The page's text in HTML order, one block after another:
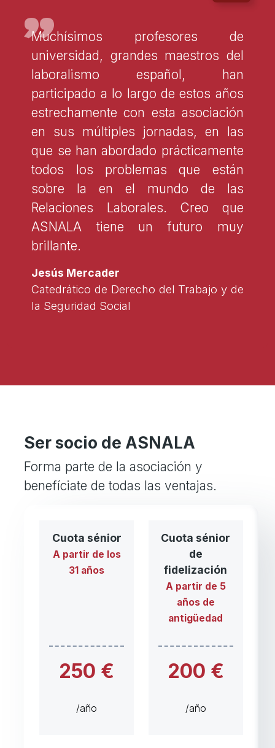
"
Muchísimos profesores de
universidad, grandes maestros del
laboralismo español, han
participado a lo largo de estos años
estrechamente con esta asociación
en sus múltiples jornadas, en las
que se han abordado prácticamente
todos los problemas que están
sobre la en el mundo de las
Relaciones Laborales. Creo que
ASNALA tiene un futuro muy
brillante.
Jesús Mercader
Catedrático de Derecho del Trabajo y de
la Seguridad Social
Ser socio de ASNALA
Forma parte de la asociación y
benefíciate de todas las ventajas.
Cuota sénior
A partir de los
31 años
250 €
/año
Cuota sénior
de
fidelización
A partir de 5
años de
antigüedad
200 €
/año